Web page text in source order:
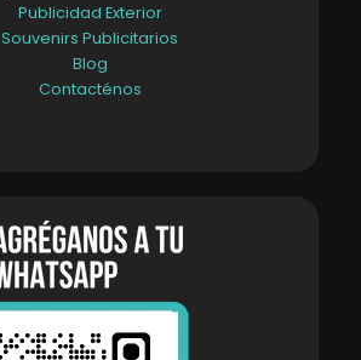
Publicidad Exterior
Souvenirs Publicitarios
Blog
Contacténos